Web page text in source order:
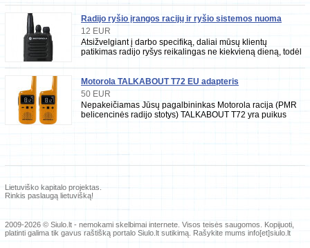
Radijo ryšio įrangos racijų ir ryšio sistemos nuoma
12 EUR
Atsižvelgiant į darbo specifiką, daliai mūsų klientų
patikimas radijo ryšys reikalingas ne kiekvieną dieną, todėl
Motorola TALKABOUT T72 EU adapteris
50 EUR
Nepakeičiamas Jūsų pagalbininkas Motorola racija (PMR
belicencinės radijo stotys) TALKABOUT T72 yra puikus
Lietuviško kapitalo projektas.
Rinkis paslaugą lietuvišką!
2009-2026 © Siulo.lt - nemokami skelbimai internete. Visos teisės saugomos. Kopijuoti,
platinti galima tik gavus raštišką portalo Siulo.lt sutikimą. Rašykite mums info[et]siulo.lt